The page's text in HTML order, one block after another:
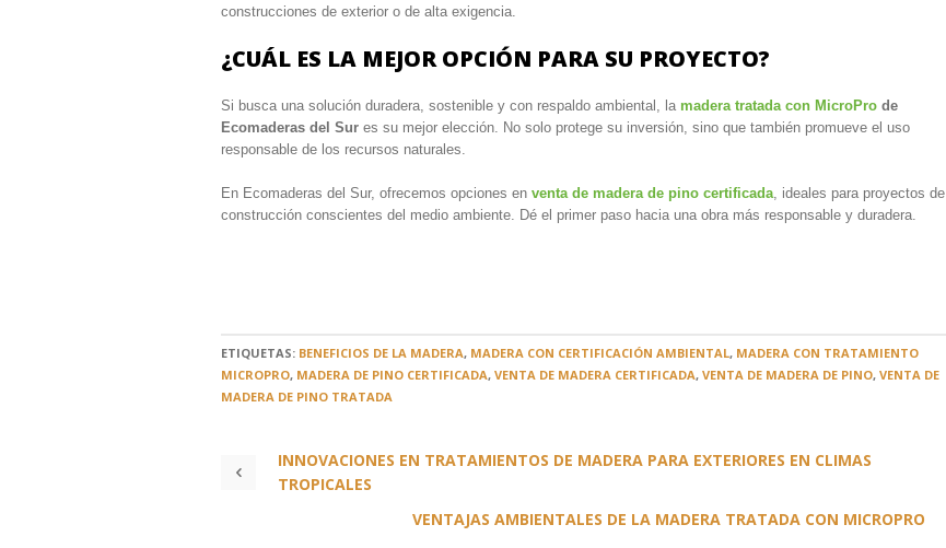
construcciones de exterior o de alta exigencia.
¿CUÁL ES LA MEJOR OPCIÓN PARA SU PROYECTO?
Si busca una solución duradera, sostenible y con respaldo ambiental, la madera tratada con MicroPro de
Ecomaderas del Sur es su mejor elección. No solo protege su inversión, sino que también promueve el uso
responsable de los recursos naturales.
En Ecomaderas del Sur, ofrecemos opciones en venta de madera de pino certificada, ideales para proyectos de
construcción conscientes del medio ambiente. Dé el primer paso hacia una obra más responsable y duradera.
ETIQUETAS: BENEFICIOS DE LA MADERA, MADERA CON CERTIFICACIÓN AMBIENTAL, MADERA CON TRATAMIENTO
MICROPRO, MADERA DE PINO CERTIFICADA, VENTA DE MADERA CERTIFICADA, VENTA DE MADERA DE PINO, VENTA DE
MADERA DE PINO TRATADA
INNOVACIONES EN TRATAMIENTOS DE MADERA PARA EXTERIORES EN CLIMAS
TROPICALES
VENTAJAS AMBIENTALES DE LA MADERA TRATADA CON MICROPRO